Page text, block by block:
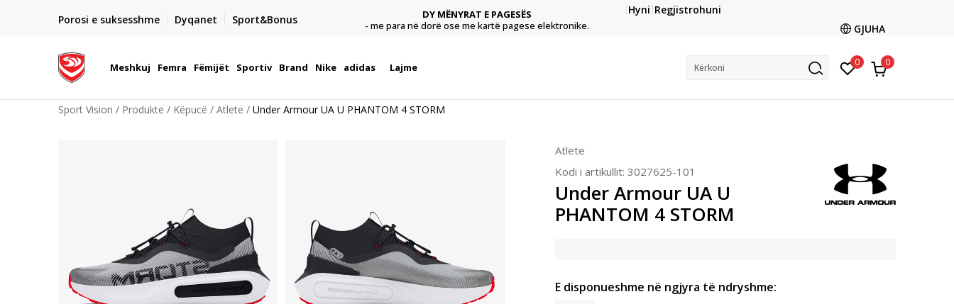
Porosi e suksesshme Dyqanet Sport&Bonus
- për të gjitha porositë me para në dorë ose me kartë pagese
DY MËNYRAT E PAGESËS
- me para në dorë ose me kartë pagese elektronike.
CLICK & COLLECT
Paguani me kartë online dhe bëni tërheqjen në dyqanin që ju
Hyni Regjistrohuni
GJUHA
Meshkuj Femra Fëmijët Sportiv Brand Nike adidas Lajme Kërkoni 0 0
Sport Vision Produkte Këpucë Atlete Under Armour UA U PHANTOM 4 STORM
Atlete
Kodi i artikullit: 3027625-101
Under Armour UA U
PHANTOM 4 STORM
E disponueshme në ngjyra të ndryshme: